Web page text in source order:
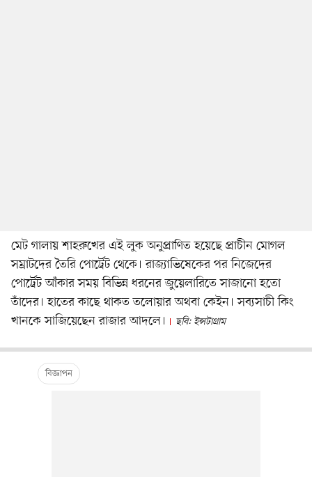
মেট গালায় শাহরুখের এই লুক অনুপ্রাণিত হয়েছে প্রাচীন মোগল
সম্রাটদের তৈরি পোর্ট্রেট থেকে। রাজ্যাভিষেকের পর নিজেদের
পোর্ট্রেট আঁকার সময় বিভিন্ন ধরনের জুয়েলারিতে সাজানো হতো
তাঁদের। হাতের কাছে থাকত তলোয়ার অথবা কেইন। সব্যসাচী কিং
খানকে সাজিয়েছেন রাজার আদলে।
ছবি: ইন্সটাগ্রাম